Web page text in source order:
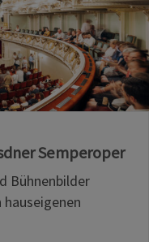
Semperoper
Bühnenbilder